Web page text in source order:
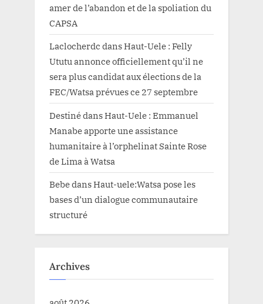
amer de l’abandon et de la spoliation du
CAPSA
Laclocherdc dansHaut-Uele : Felly
Ututu annonce officiellement qu’il ne
sera plus candidat aux élections de la
FEC/Watsa prévues ce 27 septembre
DestinédansHaut-Uele : Emmanuel
Manabe apporte une assistance
humanitaire à l’orphelinat Sainte Rose
de Lima à Watsa
BebedansHaut-uele:Watsa pose les
bases d’un dialogue communautaire
structuré
Archives